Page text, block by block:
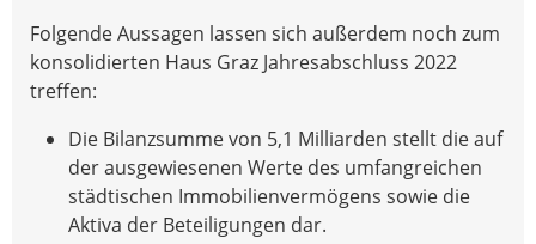
Folgende Aussagen lassen sich außerdem noch zum
konsolidierten Haus Graz Jahresabschluss 2022
treffen:
Die Bilanzsumme von 5,1 Milliarden stellt die auf
der ausgewiesenen Werte des umfangreichen
städtischen Immobilienvermögens sowie die
Aktiva der Beteiligungen dar.